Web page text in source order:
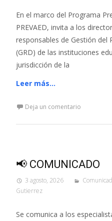
En el marco del Programa
PREVAED, invita a los
responsables de Gestión del
(GRD) de las instituciones
jurisdicción de la
Leer más…
Deja un comentario
📢 COMUNICADO
3 agosto, 2026
Gutierrez
Se comunica a los